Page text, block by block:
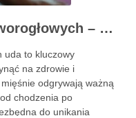
Rozciąganie mięśni czworogłowych – klucz do zdrowych kolan
uda to kluczowy
na zdrowie i
odgrywają ważną
chodzenia po
do unikania